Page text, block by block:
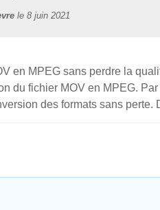
le 8 juin 2021
en MPEG sans perdre la
du fichier MOV en MPEG.
des formats sans perte.